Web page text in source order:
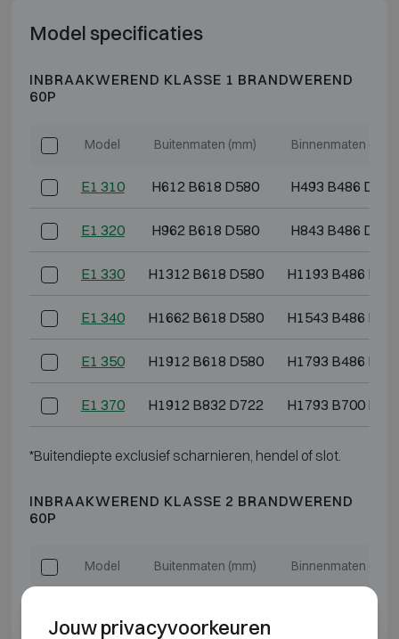
Model specificaties
INBRAAKWEREND KLASSE 1 BRANDWEREND
60P
Model Buitenmaten (mm) Binnenmaten (mm)
E1 310 H612 B618 D580 H493 B486 D364
E1 320 H962 B618 D580 H843 B486 D364
E1 330 H1312 B618 D580 H1193 B486
E1 340 H1662 B618 D580 H1543 B486
E1 350 H1912 B618 D580 H1793 B486
E1 370 H1912 B832 D722 H1793 B700
*Buitendiepte exclusief scharnieren, hendel of slot.
INBRAAKWEREND KLASSE 2 BRANDWEREND
60P
Model Buitenmaten (mm) Binnenmaten (mm)
Jouw privacyvoorkeuren